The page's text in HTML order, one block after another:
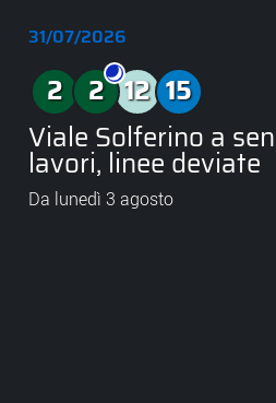
31/07/2026
2Linea 2
2 Linea Notturna
Linea 2 Notturna
12Linea 12
15Linea 15
Viale Solferino a
lavori, linee deviate
Da lunedì 3 agosto